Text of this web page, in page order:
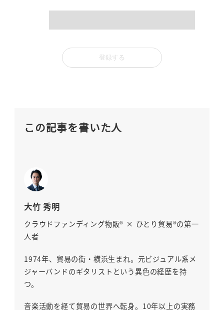
この記事を書いた人
大竹 秀明
クラウドファンディング物販® × ひとり貿易®の第一
人者
1974年、貿易の街・横浜生まれ。元ビジュアル系メ
ジャーバンドのギタリストという異色の経歴を持
つ。
音楽活動を経て貿易の世界へ転身。10年以上の実務